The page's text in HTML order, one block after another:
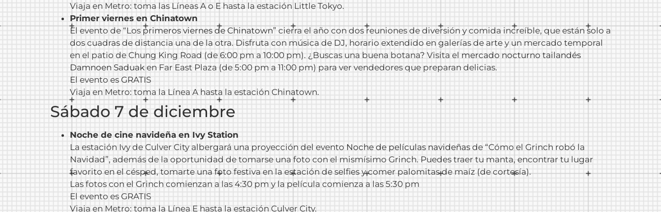
Viaja en Metro: toma las Líneas A o E hasta la estación Little Tokyo.
Primer viernes en Chinatown
El evento de “Los primeros viernes de Chinatown” cierra el año con dos reuniones de diversión y comida increíble, que están solo a
dos cuadras de distancia una de la otra. Disfruta con música de DJ, horario extendido en galerías de arte y un mercado temporal
en el patio de Chung King Road (de 6:00 pm a 10:00 pm). ¿Buscas una buena botana? Visita el mercado nocturno tailandés
Damnoen Saduak en Far East Plaza (de 5:00 pm a 11:00 pm) para ver vendedores que preparan delicias.
El evento es GRATIS
Viaja en Metro: toma la Línea A hasta la estación Chinatown.
Sábado 7 de diciembre
Noche de cine navideña en Ivy Station
La estación Ivy de Culver City albergará una proyección del evento Noche de películas navideñas de “Cómo el Grinch robó la
Navidad”, además de la oportunidad de tomarse una foto con el mismísimo Grinch. Puedes traer tu manta, encontrar tu lugar
favorito en el césped, tomarte una foto festiva en la estación de selfies y comer palomitas de maíz (de cortesía).
Las fotos con el Grinch comienzan a las 4:30 pm y la película comienza a las 5:30 pm
El evento es GRATIS
Viaja en Metro: toma la Línea E hasta la estación Culver City.